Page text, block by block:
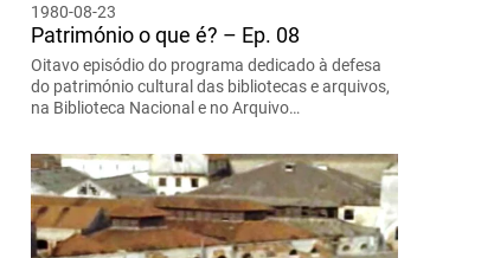
1980-08-23
Património o que é? – Ep. 08
Oitavo episódio do programa dedicado à defesa
do património cultural das bibliotecas e arquivos,
na Biblioteca Nacional e no Arquivo…